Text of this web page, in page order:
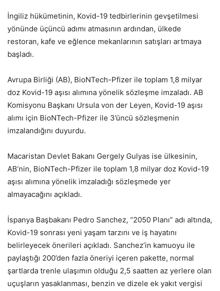
İngiliz hükümetinin, Kovid-19 tedbirlerinin gevşetilmesi
yönünde üçüncü adımı atmasının ardından, ülkede
restoran, kafe ve eğlence mekanlarının satışları artmaya
başladı.
Avrupa Birliği (AB), BioNTech-Pfizer ile toplam 1,8 milyar
doz Kovid-19 aşısı alımına yönelik sözleşme imzaladı. AB
Komisyonu Başkanı Ursula von der Leyen, Kovid-19 aşısı
alımı için BioNTech-Pfizer ile 3’üncü sözleşmenin
imzalandığını duyurdu.
Macaristan Devlet Bakanı Gergely Gulyas ise ülkesinin,
AB’nin, BioNTech-Pfizer ile toplam 1,8 milyar doz Kovid-19
aşısı alımına yönelik imzaladığı sözleşmede yer
almayacağını açıkladı.
İspanya Başbakanı Pedro Sanchez, “2050 Planı” adı altında,
Kovid-19 sonrası yeni yaşam tarzını ve iş hayatını
belirleyecek önerileri açıkladı. Sanchez’in kamuoyu ile
paylaştığı 200’den fazla öneriyi içeren pakette, normal
şartlarda trenle ulaşımın olduğu 2,5 saatten az yerlere olan
uçuşların yasaklanması, benzin ve dizele ek yakıt vergisi